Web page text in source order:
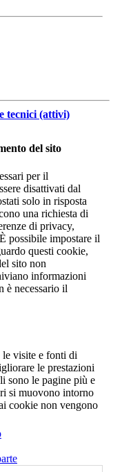
tecnici (attivi)
del sito
per il
disattivati dal
solo in risposta
una richiesta di
di privacy,
possibile impostare il
questi cookie,
sito non
informazioni
è necessario il
le visite e fonti di
le prestazioni
sono le pagine più e
si muovono intorno
cookie non vengono